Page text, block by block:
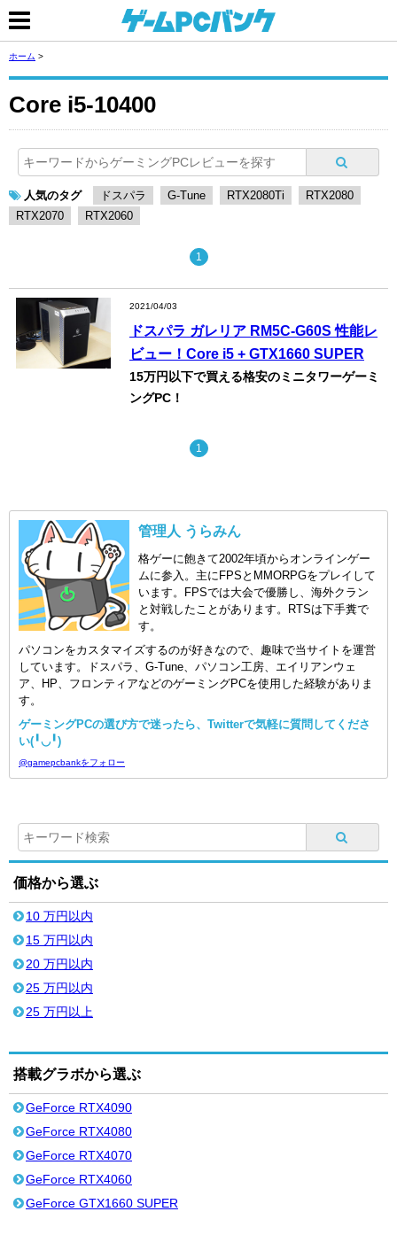
ホーム >
Core i5-10400
人気のタグ ドスパラ G-Tune RTX2080Ti
RTX2080
RTX2070
RTX2060
1
2021/04/03
ドスパラ ガレリア RM5C-G60S 性能レ
ビュー！Core i5 + GTX1660 SUPER
15万円以下で買える格安のミニタワーゲーミ
ングPC！
1
管理人 うらみん
格ゲーに飽きて2002年頃からオンラインゲー
ムに参入。主にFPSとMMORPGをプレイして
います。FPSでは大会で優勝し、海外クラン
と対戦したことがあります。RTSは下手糞で
す。
パソコンをカスタマイズするのが好きなので、趣味で当サイトを運営
しています。ドスパラ、G-Tune、パソコン工房、エイリアンウェ
ア、HP、フロンティアなどのゲーミングPCを使用した経験がありま
す。
ゲーミングPCの選び方で迷ったら、Twitterで気軽に質問してくださ
い(╹◡╹)
@gamepcbankをフォロー
価格から選ぶ
10 万円以内
15 万円以内
20 万円以内
25 万円以内
25 万円以上
搭載グラボから選ぶ
GeForce RTX4090
GeForce RTX4080
GeForce RTX4070
GeForce RTX4060
GeForce GTX1660 SUPER